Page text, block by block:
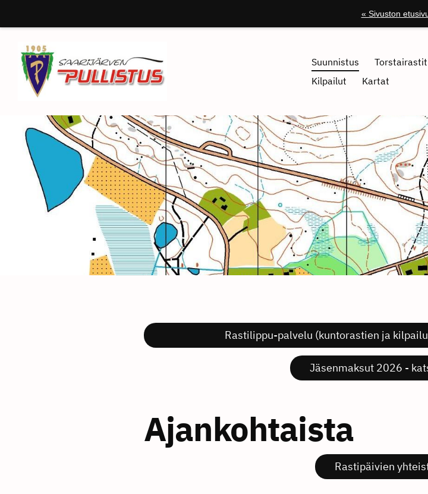
sivun
sisältöön
« Sivuston
Saarijärven Pullistus
Suunnistus Torstairastit
Kilpailut
Kartat
Rastilippu-palvelu (kuntorastien ja
Jäsenmaksut 2026 -
Ajankohtaista
Rastipäivien